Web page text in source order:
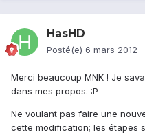
HasHD
Posté(e) 6 mars 2012
Merci beaucoup MNK ! Je
dans mes propos. :P
Ne voulant pas faire une
cette modification; les étapes